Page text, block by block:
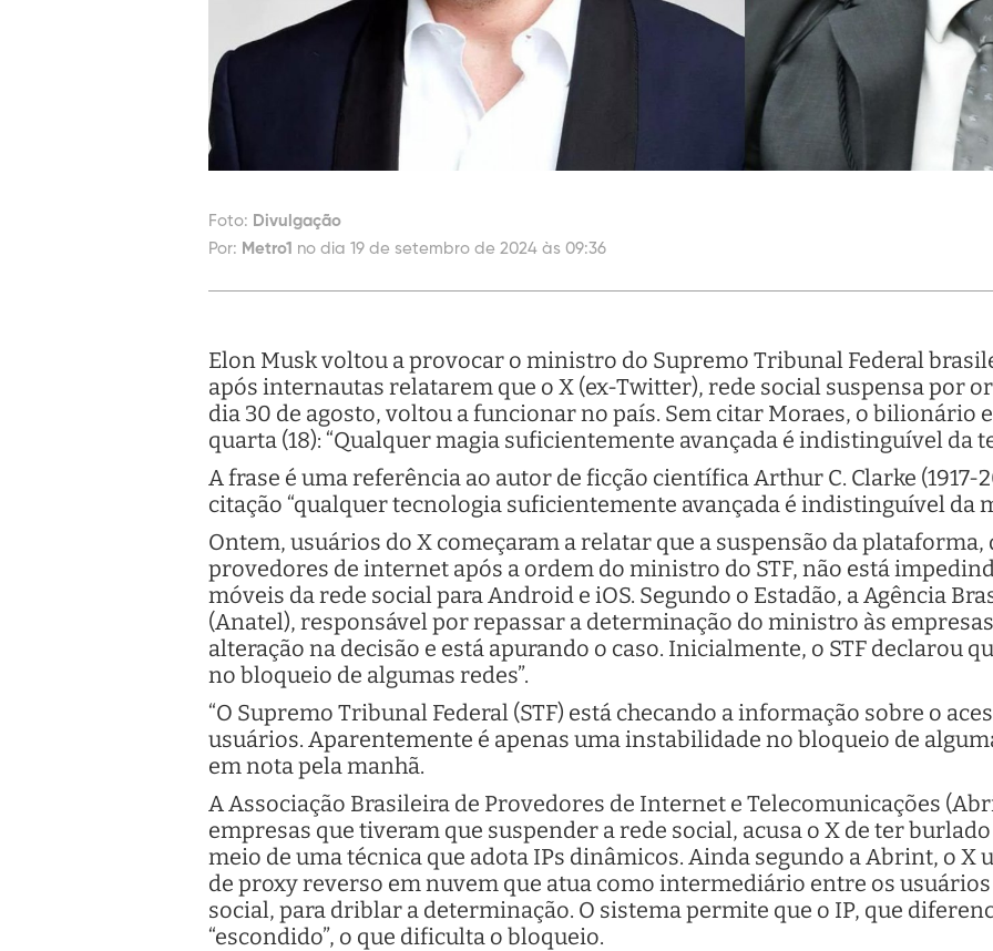
Foto: Divulgação
Por: Metro1 no dia 19 de setembro de 2024 às 09:36
Elon Musk voltou a provocar o ministro do Supremo Tribunal Federal
após internautas relatarem que o X (ex-Twitter), rede social suspensa por
dia 30 de agosto, voltou a funcionar no país. Sem citar Moraes, o bilionário
quarta (18): “Qualquer magia suficientemente avançada é indistinguível da
A frase é uma referência ao autor de ficção científica Arthur C. Clarke (1917-
citação “qualquer tecnologia suficientemente avançada é indistinguível da
Ontem, usuários do X começaram a relatar que a suspensão da
provedores de internet após a ordem do ministro do STF, não está
móveis da rede social para Android e iOS. Segundo o Estadão, a Agência
(Anatel), responsável por repassar a determinação do ministro às
alteração na decisão e está apurando o caso. Inicialmente, o STF declarou
no bloqueio de algumas redes”.
“O Supremo Tribunal Federal (STF) está checando a informação sobre o
usuários. Aparentemente é apenas uma instabilidade no bloqueio de
em nota pela manhã.
A Associação Brasileira de Provedores de Internet e Telecomunicações
empresas que tiveram que suspender a rede social, acusa o X de ter
meio de uma técnica que adota IPs dinâmicos. Ainda segundo a Abrint, o X
de proxy reverso em nuvem que atua como intermediário entre os
social, para driblar a determinação. O sistema permite que o IP, que
“escondido”, o que dificulta o bloqueio.